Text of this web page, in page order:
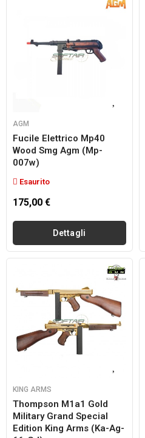
AGM
Fucile Elettrico Mp40
Wood Smg Agm (Mp-
007w)
Esaurito
175,00 €
Dettagli
KING ARMS
Thompson M1a1 Gold
Military Grand Special
Edition King Arms (ka-Ag-